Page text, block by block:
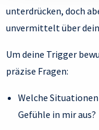
unterdrücken, doch
unvermittelt über
Um deine Trigger
präzise Fragen:
Welche
Gefühle in mir aus?